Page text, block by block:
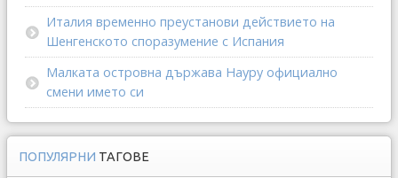
Италия временно преустанови действието на
Шенгенското споразумение с Испания
Малката островна държава Науру официално
смени името си
ПОПУЛЯРНИ ТАГОВЕ